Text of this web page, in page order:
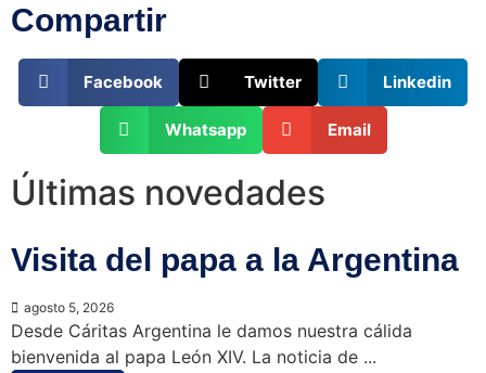
Compartir
Facebook Twitter Linkedin
Whatsapp Email
Últimas novedades
Visita del papa a la Argentina
agosto 5, 2026
Desde Cáritas Argentina le damos nuestra cálida
bienvenida al papa León XIV. La noticia de ...